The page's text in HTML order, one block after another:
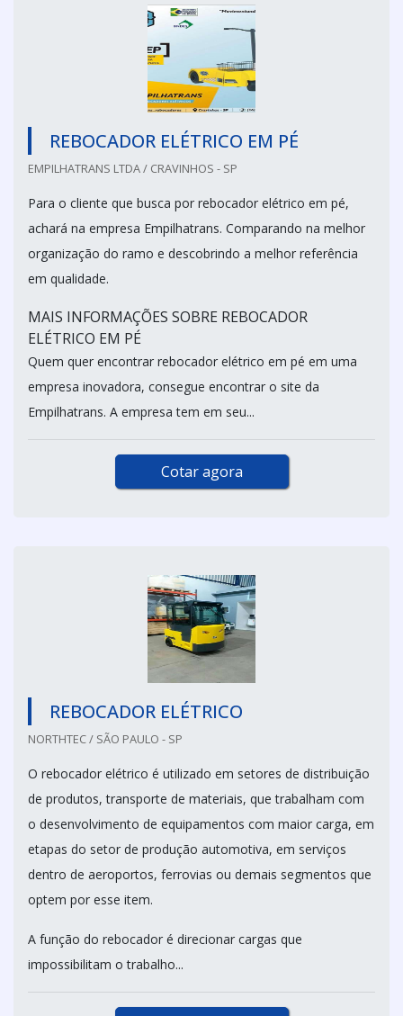
REBOCADOR ELÉTRICO EM PÉ
EMPILHATRANS LTDA / CRAVINHOS - SP
Para o cliente que busca por rebocador elétrico em pé,
achará na empresa Empilhatrans. Comparando na melhor
organização do ramo e descobrindo a melhor referência
em qualidade.
MAIS INFORMAÇÕES SOBRE REBOCADOR
ELÉTRICO EM PÉ
Quem quer encontrar rebocador elétrico em pé em uma
empresa inovadora, consegue encontrar o site da
Empilhatrans. A empresa tem em seu...
Cotar agora
REBOCADOR ELÉTRICO
NORTHTEC / SÃO PAULO - SP
O rebocador elétrico é utilizado em setores de distribuição
de produtos, transporte de materiais, que trabalham com
o desenvolvimento de equipamentos com maior carga, em
etapas do setor de produção automotiva, em serviços
dentro de aeroportos, ferrovias ou demais segmentos que
optem por esse item.
A função do rebocador é direcionar cargas que
impossibilitam o trabalho...